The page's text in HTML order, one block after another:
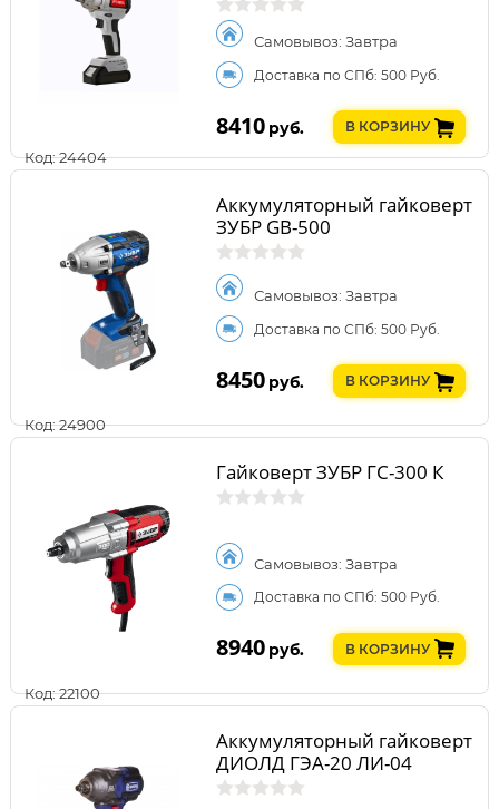
Код: 24404
Самовывоз: Завтра
Доставка по СПб: 500 Руб.
8410 руб. В КОРЗИНУ
Код: 24900
Аккумуляторный гайковерт
ЗУБР GB-500
Самовывоз: Завтра
Доставка по СПб: 500 Руб.
8450 руб. В КОРЗИНУ
Код: 22100
Гайковерт ЗУБР ГС-300 К
Самовывоз: Завтра
Доставка по СПб: 500 Руб.
8940 руб. В КОРЗИНУ
Аккумуляторный гайковерт
ДИОЛД ГЭА-20 ЛИ-04